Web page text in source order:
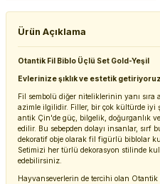
Ürün Açıklama
Otantik Fil Biblo Üçlü Set Gold-Yeşil
Evlerinize şıklık ve estetik
Fil sembolü diğer niteliklerinin yanı sıra
azimle ilgilidir. Filler, bir çok kültürde iyi
antik Çin'de güç, bilgelik, doğurganlık ve
edilir. Bu sebepden dolayı insanlar, sırf
dekoratif obje olarak fil figürlü biblolar
Setimizi her türlü dekorasyon stilinde
edebilirsiniz.
Hayvanseverlerin de tercihi olan